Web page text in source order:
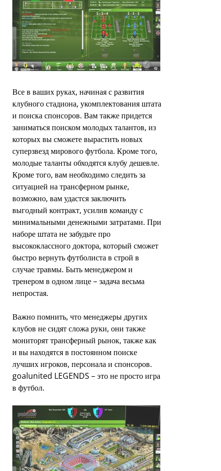
Все в ваших руках, начиная с развития
клубного стадиона, укомплектования штата
и поиска спонсоров. Вам также придется
заниматься поиском молодых талантов, из
которых вы сможете вырастить новых
суперзвезд мирового футбола. Кроме того,
молодые таланты обходятся клубу дешевле.
Кроме того, вам необходимо следить за
ситуацией на трансферном рынке,
возможно, вам удастся заключить
выгодный контракт, усилив команду с
минимальными денежными затратами. При
наборе штата не забудьте про
высококлассного доктора, который сможет
быстро вернуть футболиста в строй в
случае травмы. Быть менеджером и
тренером в одном лице – задача весьма
непростая.
Важно помнить, что менеджеры других
клубов не сидят сложа руки, они также
мониторят трансферный рынок, также как
и вы находятся в постоянном поиске
лучших игроков, персонала и спонсоров.
goalunited LEGENDS – это не просто игра
в футбол.